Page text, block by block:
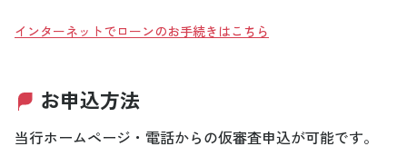
インターネットでローンのお手続きはこちら
お申込方法
当行ホームページ・電話からの仮審査申込が可能です。